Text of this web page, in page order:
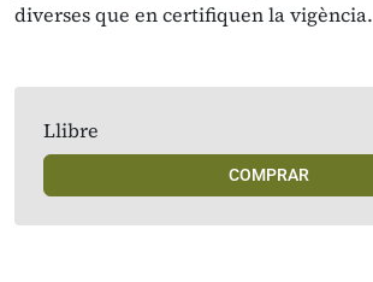
diverses que en certifiquen la vigència.
Llibre
COMPRAR